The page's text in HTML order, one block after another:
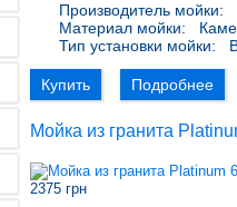
Производитель мойки:
Материал мойки:
Тип установки мойки:
Купить Подробнее
Мойка из гранита
2375 грн